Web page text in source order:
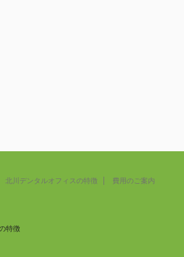
北川デンタルオフィスの特徴 費用のご案内
特徴